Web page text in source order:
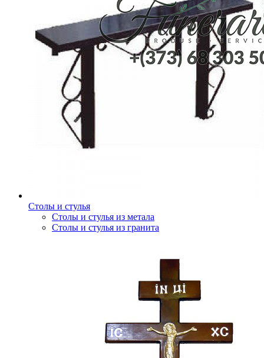
Столы и стулья
Столы и стулья из метала
Столы и стулья из гранита